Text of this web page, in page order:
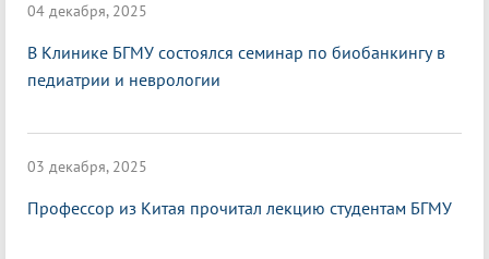
04 декабря, 2025
В Клинике БГМУ состоялся семинар по биобанкингу в
педиатрии и неврологии
03 декабря, 2025
Профессор из Китая прочитал лекцию студентам БГМУ